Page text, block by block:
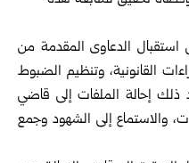
استقبال الدعاوى المقدمة من
القانونية، وتنظيم الضبوط
ذلك إحالة الملفات إلى قاضي
والاستماع إلى الشهود وجمع